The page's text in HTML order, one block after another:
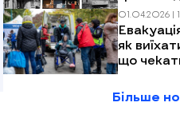
обстрілів
01.04.2026 |
як
що
Більше